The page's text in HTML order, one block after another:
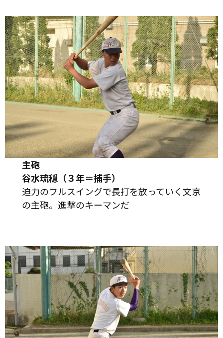
主砲
谷水琉穏（３年＝捕手）
迫力のフルスイングで長打を放っていく文京
の主砲。進撃のキーマンだ